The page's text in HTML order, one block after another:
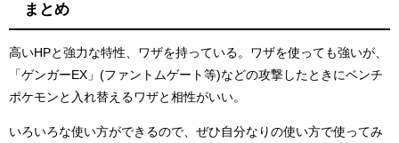
まとめ
高いHPと強力な特性、ワザを持っている。ワザを使っても強いが、
「ゲンガーEX」(ファントムゲート等)などの攻撃したときにベンチ
ポケモンと入れ替えるワザと相性がいい。
いろいろな使い方ができるので、ぜひ自分なりの使い方で使ってみ